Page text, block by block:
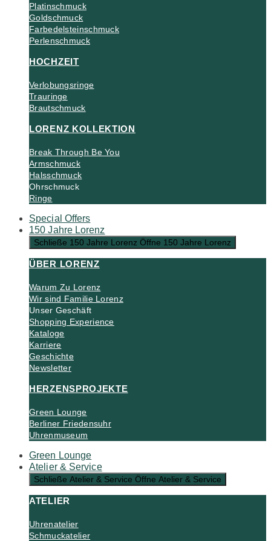
Platinschmuck
Goldschmuck
Farbedelsteinschmuck
Perlenschmuck
HOCHZEIT
Verlobungsringe
Trauringe
Brautschmuck
LORENZ KOLLEKTION
Break Through Be You
Armschmuck
Halsschmuck
Ohrschmuck
Ringe
Special Offers
150 Jahre Lorenz
Schließe 150 Jahre Lorenz Öffne 150 Jahre Lorenz
ÜBER LORENZ
Warum Zu Lorenz
Wir sind Familie Lorenz
Unser Geschäft
Shopping Experience
Kataloge
Karriere
Geschichte
Newsletter
HERZENSPROJEKTE
Green Lounge
Berliner Friedensuhr
Uhrenmuseum
Green Lounge
Atelier & Service
Schließe Atelier & Service Öffne Atelier & Service
ATELIER
Uhrenatelier
Schmuckatelier